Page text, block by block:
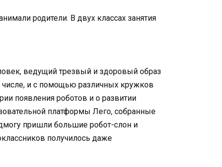
родители. В двух классах занятия
ведущий трезвый и здоровый образ
числе, и с помощью различных кружков
появления роботов и о развитии
платформы Лего, собранные
пришли большие робот-слон и
получилось даже